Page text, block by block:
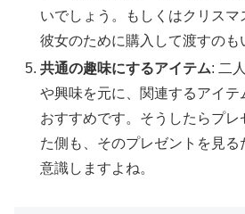
いでしょう。もしくはクリスマ
彼女のために購入して渡すのも
共通の趣味にするアイテム: 二
や興味を元に、関連するアイ
おすすめです。そうしたらプ
た側も、そのプレゼントを見る
意識しますよね。